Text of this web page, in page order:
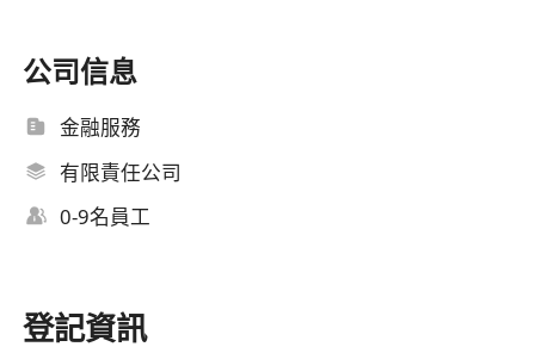
公司信息
金融服務
有限責任公司
0-9名員工
登記資訊